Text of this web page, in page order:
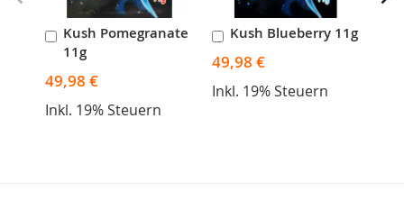
Kush Pomegranate
11g
49,98 €
Inkl. 19% Steuern
In
den
Warenkorb
Kush Blueberry 11g
49,98 €
Inkl. 19% Steuern
In
den
Warenkorb